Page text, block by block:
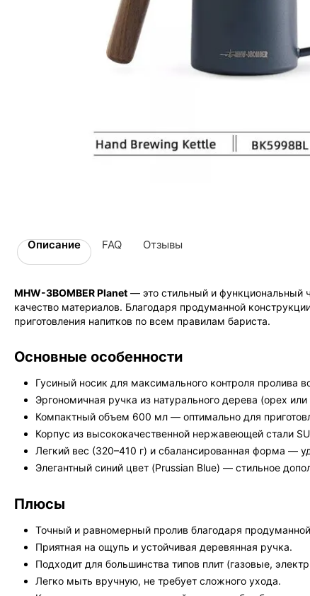
Описание FAQ Отзывы
MHW-3BOMBER Planet — это стильный и функциональный
качество материалов. Благодаря продуманной
приготовления напитков по всем правилам бариста.
Основные особенности
Гусиный носик для максимального контроля пролива
Эргономичная ручка из натурального дерева (орех
Компактный объем 600 мл — оптимально для
Корпус из высококачественной нержавеющей стали
Легкий вес (320–410 г) и сбалансированная форма —
Элегантный синий цвет (Prussian Blue) — стильное
Плюсы
Точный и равномерный пролив благодаря
Приятная на ощупь и устойчивая деревянная ручка.
Подходит для большинства типов плит (газовые,
Легко мыть вручную, не требует сложного ухода.